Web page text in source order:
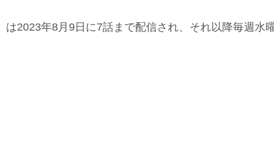
は2023年8月9日に7話まで配信され、それ以降毎週水